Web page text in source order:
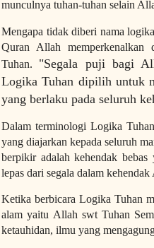
munculnya tuhan-tuhan selain
Mengapa tidak diberi nama
Quran Allah memperkenalkan
Tuhan. "Segala puji bagi
Logika Tuhan dipilih untuk
yang berlaku pada seluruh
Dalam terminologi Logika
yang diajarkan kepada seluruh
berpikir adalah kehendak
lepas dari segala dalam
Ketika berbicara Logika Tuhan
alam yaitu Allah swt Tuhan
ketauhidan, ilmu yang